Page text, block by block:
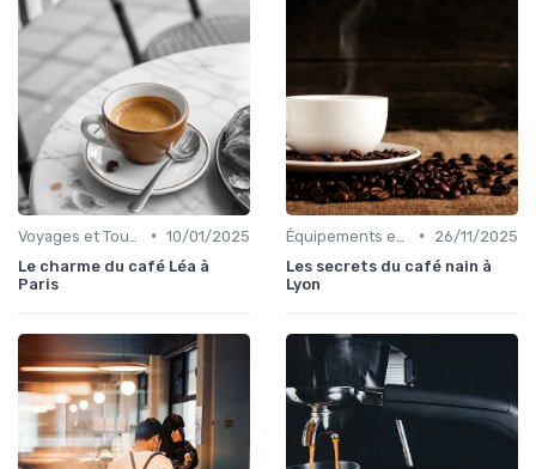
• 10/01/2025
Le charme du café Léa à
Paris
•
26/11/2025
Les secrets du café nain à
Lyon